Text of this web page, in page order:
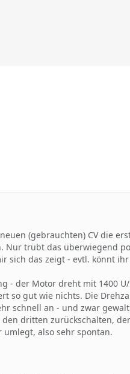
(gebrauchten) CV die
Nur trübt das überwiegend
sich das zeigt - evtl. könnt
- der Motor dreht mit 1400
so gut wie nichts. Die
schnell an - und zwar
dritten zurückschalten,
umlegt, also sehr spontan.